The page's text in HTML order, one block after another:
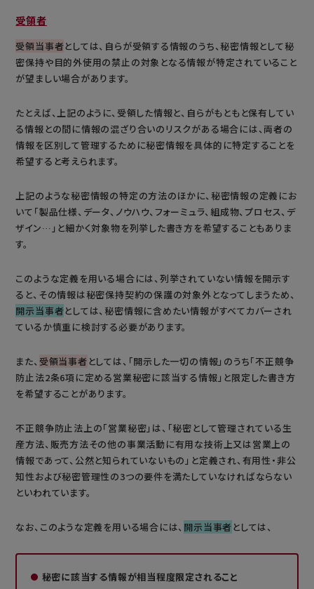
受領者
受領当事者としては、自らが受領する情報のうち、秘密情報として秘
密保持や目的外使用の禁止の対象となる情報が特定されていること
が望ましい場合があります。
たとえば、上記のように、受領した情報と、自らがもともと保有してい
る情報との間に情報の混ざり合いのリスクがある場合には、両者の
情報を区別して管理するために秘密情報を具体的に特定することを
希望すると考えられます。
上記のような秘密情報の特定の方法のほかに、秘密情報の定義にお
いて「製品仕様、データ、ノウハウ、フォーミュラ、組成物、プロセス、デ
ザイン…」と細かく対象物を列挙した書き方を希望することもありま
す。
このような定義を用いる場合には、列挙されていない情報を開示す
ると、その情報は秘密保持契約の保護の対象外となってしまうため、
開示当事者としては、秘密情報に含めたい情報がすべてカバーされ
ているか慎重に検討する必要があります。
また、 受領当事者としては、「開示した一切の情報」のうち「不正競争
防止法2条6項に定める営業秘密に該当する情報」と限定した書き方
を希望することがあります。
不正競争防止法上の「営業秘密」は、「秘密として管理されている生
産方法、販売方法その他の事業活動に有用な技術上又は営業上の
情報であって、公然と知られていないもの」と定義され、有用性・非公
知性および秘密管理性の3つの要件を満たしていなければならない
といわれています。
なお、このような定義を用いる場合には、 開示当事者としては、
秘密に該当する情報が相当程度限定されること